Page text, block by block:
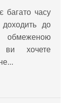
багато часу
до
ви хочете